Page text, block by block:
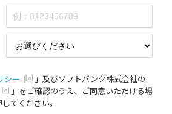
シー
」及びソフトバンク株式会社の
」をご確認のうえ、ご同意いただける場
てください。